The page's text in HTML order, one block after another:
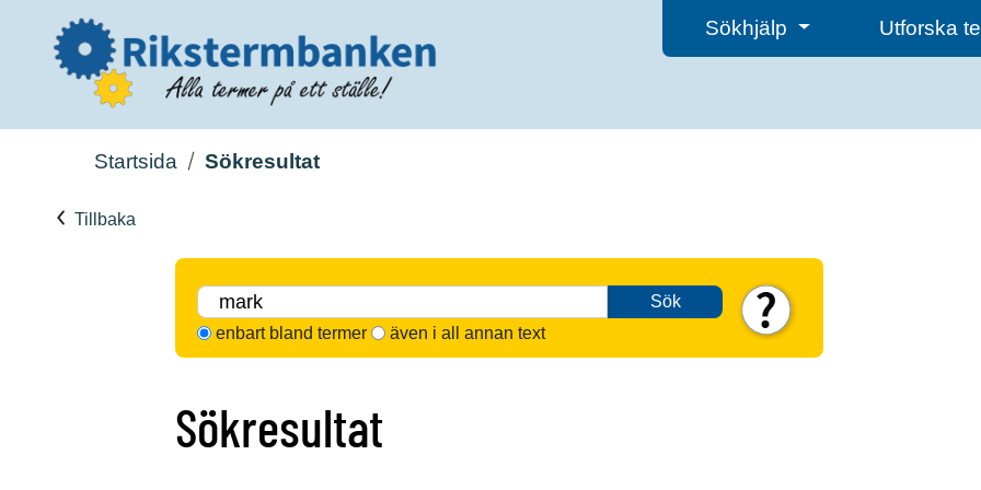
Sökhjälp Utforska
Startsida Sökresultat
Tillbaka
Sök
enbart bland termer
även i all annan text
Sökresultat